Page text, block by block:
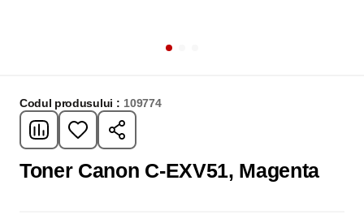
Codul produsului : 109774
Toner Canon C-EXV51, Magenta